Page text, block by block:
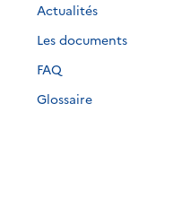
Actualités
Les documents
FAQ
Glossaire